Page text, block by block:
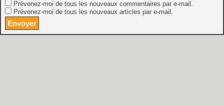
Prévenez-moi de tous les nouveaux commentaires par e-mail.
Prévenez-moi de tous les nouveaux articles par e-mail.